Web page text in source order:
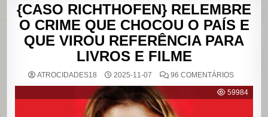
{CASO RICHTHOFEN} RELEMBRE
O CRIME QUE CHOCOU O PAÍS E
QUE VIROU REFERÊNCIA PARA
LIVROS E FILME
ATROCIDADES18 2025-11-07 96 COMENTÁRIOSEM
59984